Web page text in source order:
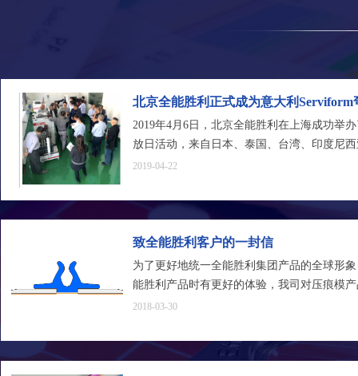
北京全能胜利正式成为意大利Serviform
独家代理
2019年4月6日，北京全能胜利在上海成功举
放日活动，来自日本、泰国、台湾、印度尼
厂商和终端用户参加了此次活动。意大利
展现出了极大的兴趣。
Channel Shengli和Serviform的强强联合，将
切产品和技术服务。
2019-04-22
致全能胜利客户的一封信
为了更好地统一全能胜利集团产品的全球形
能胜利产品时有更好的体验，我司对压痕模
调整
2018-03-30